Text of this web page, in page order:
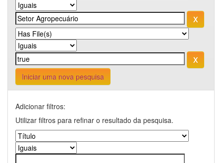
Iniciar uma nova pesquisa
Adicionar filtros:
Utilizar filtros para refinar o resultado da pesquisa.